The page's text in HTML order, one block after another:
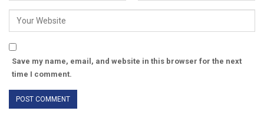
Save my name, email, and website in this browser for the next
time I comment.